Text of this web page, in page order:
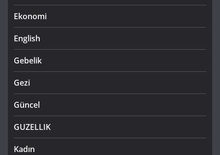
Ekonomi
English
Gebelik
Gezi
Güncel
GUZELLIK
Kadın